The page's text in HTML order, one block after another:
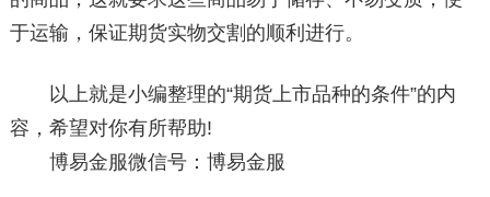
于运输，保证期货实物交割的顺利进行。
以上就是小编整理的“期货上市品种的条件”的内
容，希望对你有所帮助!
博易金服微信号：博易金服